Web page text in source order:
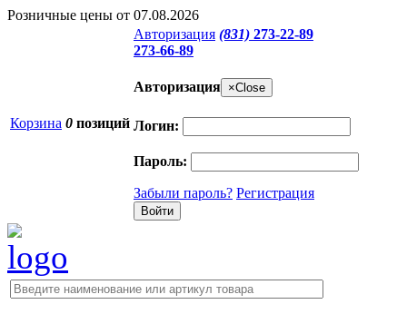
Розничные цены от 07.08.2026
Корзина 0 позиций
Авторизация (831) 273-22-89
273-66-89
Авторизация ×Close
Логин:
Пароль:
Забыли пароль? Регистрация